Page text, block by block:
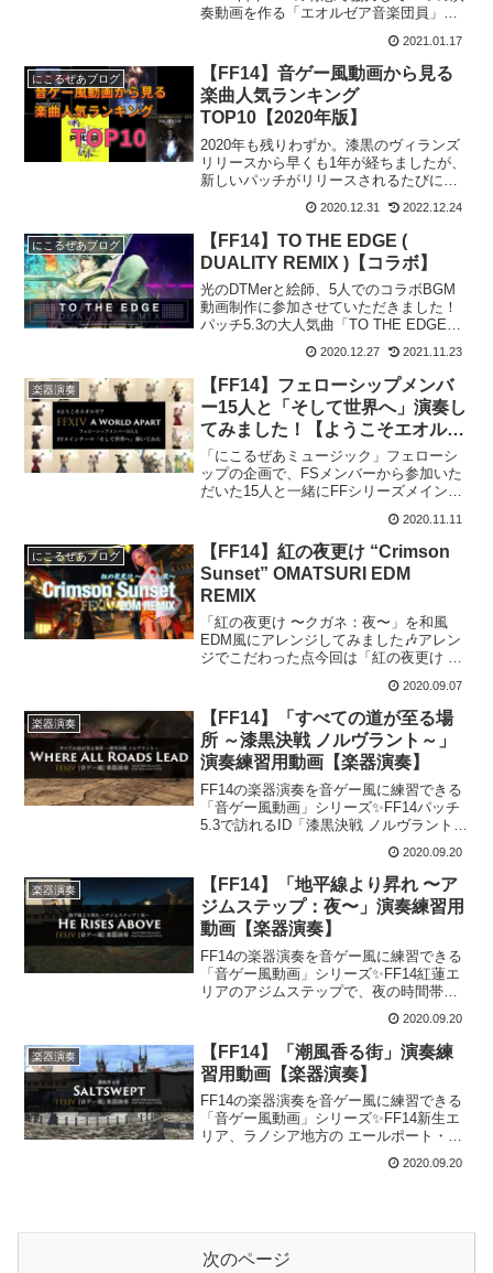
奏動画を作る「エオルゼア音楽団員」を
音楽団員」募集とは？DCという枠を超え
て実際に合奏を行うのことはできません
が、それぞれ...
2021.01.17
にこるぜあブログ
【FF14】音ゲー風動画から見る
楽曲人気ランキング
TOP10【2020年版】
2020年も残りわずか。漆黒のヴィランズ
リリースから早くも1年が経ちましたが、
新しいパッチがリリースされるたびにた
ことができました。この記事では、私の
運営しているYouTubeチャンネル
「Nicorzea...
2020.12.31 2022.12.24
にこるぜあブログ
【FF14】TO THE EDGE (
DUALITY REMIX )【コラボ】
光のDTMerと絵師、5人でのコラボBGM
動画制作に参加させていただきました！
パッチ5.3の大人気曲「TO THE EDGE」
ということで、ROCK と EDM を融合し
たリ...
2020.12.27 2021.11.23
楽器演奏
【FF14】フェローシップメンバ
ー15人と「そして世界へ」演奏し
てみました！【ようこそエオルゼ
ア】
「にこるぜあミュージック」フェローシ
ップの企画で、FSメンバーから参加いた
だいた15人と一緒にFFシリーズメインテ
てみました！エンディングのハープの音
以外は、すべてFF14のゲーム内楽器演奏
機能によって出...
2020.11.11
にこるぜあブログ
【FF14】紅の夜更け “Crimson
Sunset” OMATSURI EDM
REMIX
「紅の夜更け 〜クガネ：夜〜」を和風
EDM風にアレンジしてみました🎶アレン
ジでこだわった点今回は「紅の夜更け 〜
いう形で、夏の終りの季節を感じられる
ようなアレンジにしてみました！現在
EDMの勉強...
2020.09.07
楽器演奏
【FF14】「すべての道が至る場
所 ～漆黒決戦 ノルヴラント～」
演奏練習用動画【楽器演奏】
FF14の楽器演奏を音ゲー風に練習できる
「音ゲー風動画」シリーズ✨FF14パッチ
5.3で訪れるID「漆黒決戦 ノルヴラント」
の楽器演奏練習ができる動画を紹介しま
す！演奏練習動画▼FF14 すべての道が
至...
2020.09.20
楽器演奏
【FF14】「地平線より昇れ 〜ア
ジムステップ：夜〜」演奏練習用
動画【楽器演奏】
FF14の楽器演奏を音ゲー風に練習できる
「音ゲー風動画」シリーズ✨FF14紅蓮エ
リアのアジムステップで、夜の時間帯に
テップ：夜〜」の楽器演奏練習ができる
動画を紹介します！演奏練習動画▼FF14
地平線...
2020.09.20
楽器演奏
【FF14】「潮風香る街」演奏練
習用動画【楽器演奏】
FF14の楽器演奏を音ゲー風に練習できる
「音ゲー風動画」シリーズ✨FF14新生エ
リア、ラノシア地方の エールポート・モ
ラビー造船廠 等で流れるBGM「潮風香る
街」の楽器演奏練習ができる動画を紹介
2020.09.20
次のページ